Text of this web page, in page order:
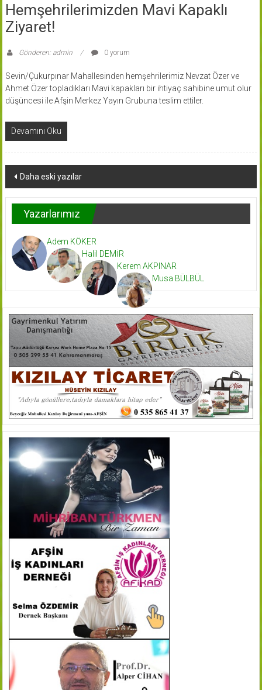
Hemşehrilerimizden Mavi Kapaklı
Ziyaret!
Gönderen: admin 0 yorum
Sevin/Çukurpınar Mahallesinden hemşehrilerimiz Nevzat Özer ve
Ahmet Özer topladıkları Mavi kapakları bir ihtiyaç sahibine umut olur
düşüncesi ile Afşin Merkez Yayın Grubuna teslim ettiler.
Devamını Oku
Yazı
dolaşımı
Daha eski yazılar
Yazarlarımız
Adem KÖKER
Halil DEMİR
Kerem AKPINAR
Musa BÜLBÜL